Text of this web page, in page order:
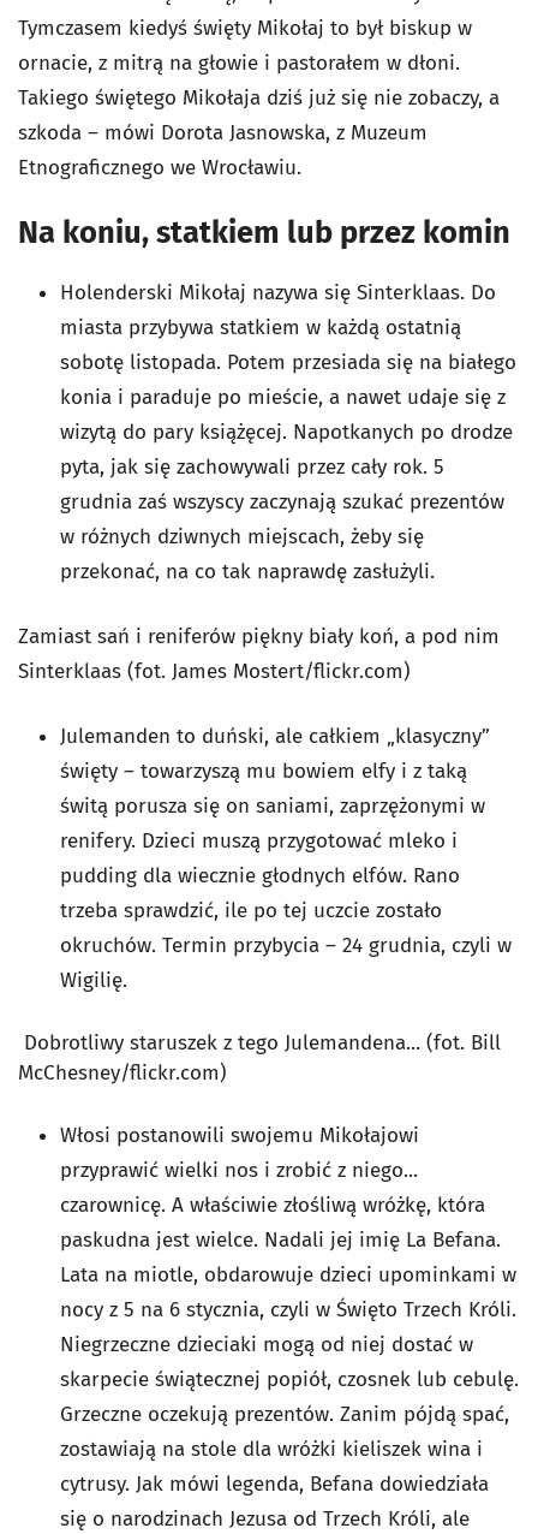
Tymczasem kiedyś święty Mikołaj to był biskup w
ornacie, z mitrą na głowie i pastorałem w dłoni.
Takiego świętego Mikołaja dziś już się nie zobaczy, a
szkoda – mówi Dorota Jasnowska, z Muzeum
Etnograficznego we Wrocławiu.
Na koniu, statkiem lub przez komin
Holenderski Mikołaj nazywa się Sinterklaas. Do
miasta przybywa statkiem w każdą ostatnią
sobotę listopada. Potem przesiada się na białego
konia i paraduje po mieście, a nawet udaje się z
wizytą do pary książęcej. Napotkanych po drodze
pyta, jak się zachowywali przez cały rok. 5
grudnia zaś wszyscy zaczynają szukać prezentów
w różnych dziwnych miejscach, żeby się
przekonać, na co tak naprawdę zasłużyli.
Zamiast sań i reniferów piękny biały koń, a pod nim
Sinterklaas (fot. James Mostert/flickr.com)
Julemanden to duński, ale całkiem „klasyczny”
święty – towarzyszą mu bowiem elfy i z taką
świtą porusza się on saniami, zaprzężonymi w
renifery. Dzieci muszą przygotować mleko i
pudding dla wiecznie głodnych elfów. Rano
trzeba sprawdzić, ile po tej uczcie zostało
okruchów. Termin przybycia – 24 grudnia, czyli w
Wigilię.
Dobrotliwy staruszek z tego Julemandena... (fot. Bill
McChesney/flickr.com)
Włosi postanowili swojemu Mikołajowi
przyprawić wielki nos i zrobić z niego...
czarownicę. A właściwie złośliwą wróżkę, która
paskudna jest wielce. Nadali jej imię La Befana.
Lata na miotle, obdarowuje dzieci upominkami w
nocy z 5 na 6 stycznia, czyli w Święto Trzech Króli.
Niegrzeczne dzieciaki mogą od niej dostać w
skarpecie świątecznej popiół, czosnek lub cebulę.
Grzeczne oczekują prezentów. Zanim pójdą spać,
zostawiają na stole dla wróżki kieliszek wina i
cytrusy. Jak mówi legenda, Befana dowiedziała
się o narodzinach Jezusa od Trzech Króli, ale